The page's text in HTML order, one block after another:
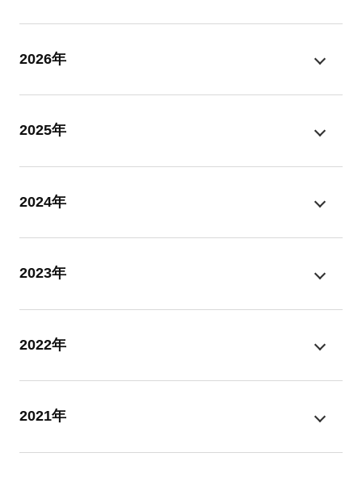
2026年
2025年
2024年
2023年
2022年
2021年